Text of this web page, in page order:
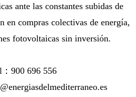
ante las constantes subidas de
en compras colectivas de energía,
fotovoltaicas sin inversión.
900 696 556